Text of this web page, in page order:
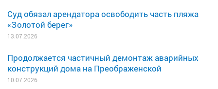
Суд обязал арендатора освободить часть пляжа
«Золотой берег»
13.07.2026
Продолжается частичный демонтаж аварийных
конструкций дома на Преображенской
10.07.2026